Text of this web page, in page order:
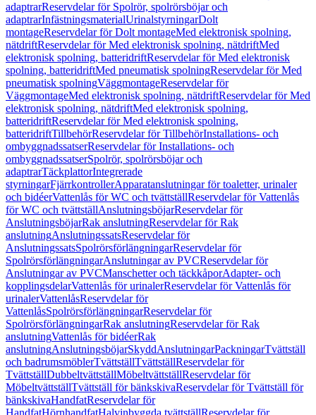
adaptrarReservdelar för Spolrör, spolrörsböjar och
adaptrarInfästningsmaterialUrinalstyrningarDolt
montageReservdelar för Dolt montageMed elektronisk spolning,
nätdriftReservdelar för Med elektronisk spolning, nätdriftMed
elektronisk spolning, batteridriftReservdelar för Med elektronisk
spolning, batteridriftMed pneumatisk spolningReservdelar för Med
pneumatisk spolningVäggmontageReservdelar för
VäggmontageMed elektronisk spolning, nätdriftReservdelar för Med
elektronisk spolning, nätdriftMed elektronisk spolning,
batteridriftReservdelar för Med elektronisk spolning,
batteridriftTillbehörReservdelar för TillbehörInstallations- och
ombyggnadssatserReservdelar för Installations- och
ombyggnadssatserSpolrör, spolrörsböjar och
adaptrarTäckplattorIntegrerade
styrningarFjärrkontrollerApparatanslutningar för toaletter, urinaler
och bidéerVattenlås för WC och tvättställReservdelar för Vattenlås
för WC och tvättställAnslutningsböjarReservdelar för
AnslutningsböjarRak anslutningReservdelar för Rak
anslutningAnslutningssatsReservdelar för
AnslutningssatsSpolrörsförlängningarReservdelar för
SpolrörsförlängningarAnslutningar av PVCReservdelar för
Anslutningar av PVCManschetter och täckkåporAdapter- och
kopplingsdelarVattenlås för urinalerReservdelar för Vattenlås för
urinalerVattenlåsReservdelar för
VattenlåsSpolrörsförlängningarReservdelar för
SpolrörsförlängningarRak anslutningReservdelar för Rak
anslutningVattenlås för bidéerRak
anslutningAnslutningsböjarSkyddAnslutningarPackningarTvättställ
och badrumsmöblerTvättställTvättställReservdelar för
TvättställDubbeltvättställMöbeltvättställReservdelar för
MöbeltvättställTvättställ för bänkskivaReservdelar för Tvättställ för
bänkskivaHandfatReservdelar för
HandfatHörnhandfatHalvinbyggda tvättställReservdelar för